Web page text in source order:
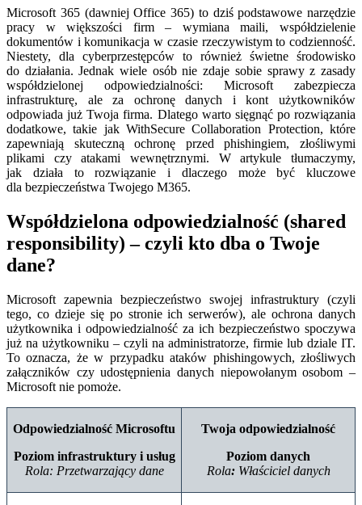
Microsoft 365 (dawniej Office 365) to dziś podstawowe narzędzie
pracy w większości firm – wymiana maili, współdzielenie
dokumentów i komunikacja w czasie rzeczywistym to codzienność.
Niestety, dla cyberprzestępców to również świetne środowisko
do działania. Jednak wiele osób nie zdaje sobie sprawy z zasady
współdzielonej odpowiedzialności: Microsoft zabezpiecza
infrastrukturę, ale za ochronę danych i kont użytkowników
odpowiada już Twoja firma. Dlatego warto sięgnąć po rozwiązania
dodatkowe, takie jak WithSecure Collaboration Protection, które
zapewniają skuteczną ochronę przed phishingiem, złośliwymi
plikami czy atakami wewnętrznymi. W artykule tłumaczymy,
jak działa to rozwiązanie i dlaczego może być kluczowe
dla bezpieczeństwa Twojego M365.
Współdzielona odpowiedzialność (shared
responsibility) – czyli kto dba o Twoje
dane?
Microsoft zapewnia bezpieczeństwo swojej infrastruktury (czyli
tego, co dzieje się po stronie ich serwerów), ale ochrona danych
użytkownika i odpowiedzialność za ich bezpieczeństwo spoczywa
już na użytkowniku – czyli na administratorze, firmie lub dziale IT.
To oznacza, że w przypadku ataków phishingowych, złośliwych
załączników czy udostępnienia danych niepowołanym osobom –
Microsoft nie pomoże.
Odpowiedzialność Microsoftu
Poziom infrastruktury i usług
Rola: Przetwarzający dane
Twoja odpowiedzialność
Poziom danych
Rola: Właściciel danych